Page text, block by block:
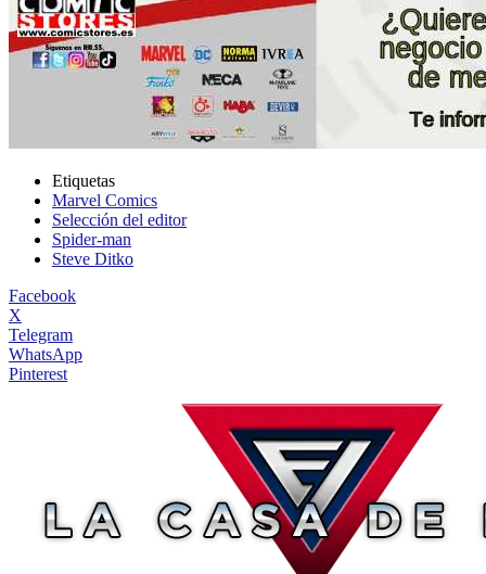
Etiquetas
Marvel Comics
Selección del editor
Spider-man
Steve Ditko
Facebook
X
Telegram
WhatsApp
Pinterest